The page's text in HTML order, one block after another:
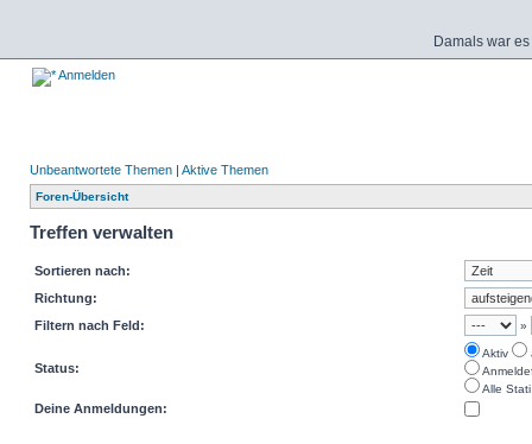
Damals war
Anmelden
Unbeantwortete Themen | Aktive Themen
Foren-Übersicht
Treffen verwalten
Sortieren nach:
Richtung:
Filtern nach Feld:
»
Status:
Aktiv
Alle Stati
Deine Anmeldungen: